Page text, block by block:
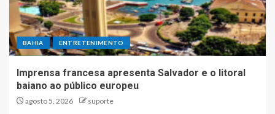
BAHIA ENTRETENIMENTO
Imprensa francesa apresenta Salvador e o litoral
baiano ao público europeu
agosto 5, 2026 suporte